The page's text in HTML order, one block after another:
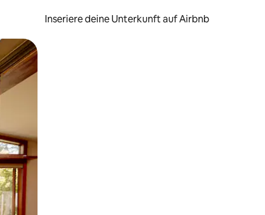
Inseriere deine Unterkunft auf Airbnb